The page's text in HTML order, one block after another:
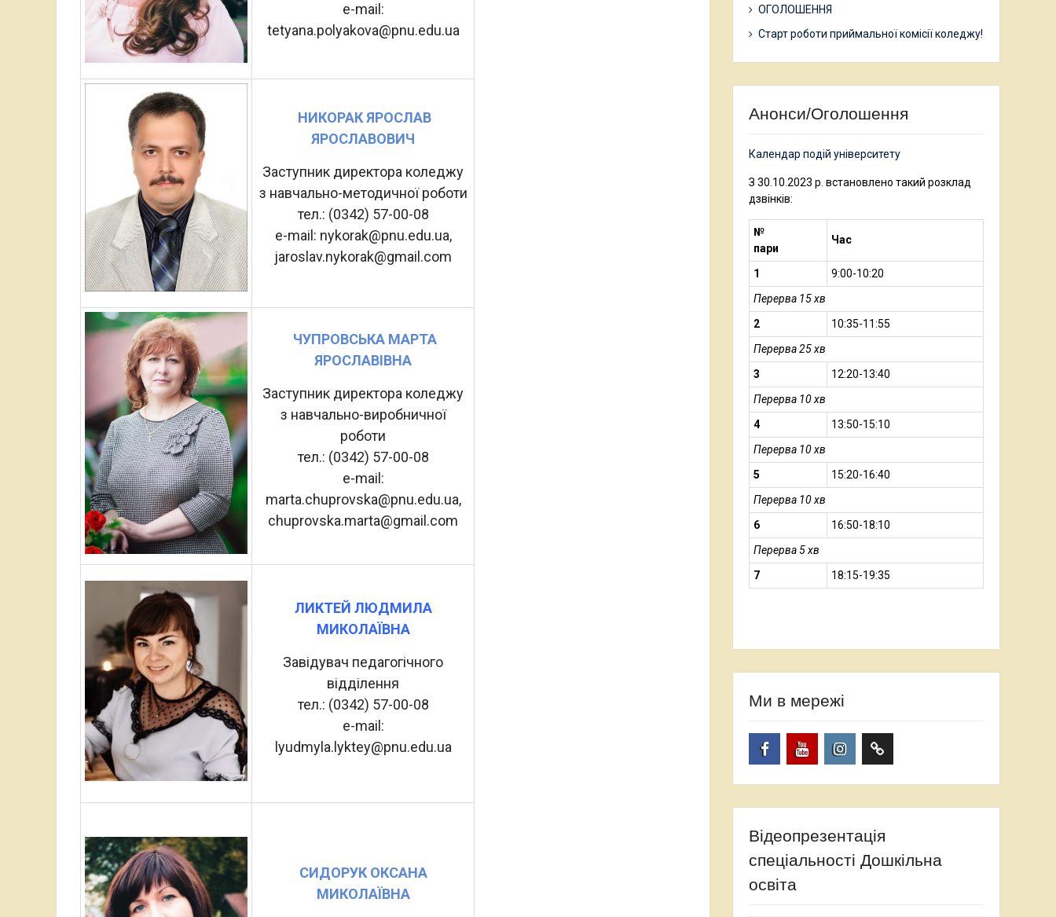
e-mail:
tetyana.polyakova@pnu.edu.ua
НИКОРАК ЯРОСЛАВ
ЯРОСЛАВОВИЧ
Заступник директора коледжу
з навчально-методичної роботи
тел.: (0342) 57-00-08
e-mail: nykorak@pnu.edu.ua,
jaroslav.nykorak@gmail.com
ЧУПРОВСЬКА МАРТА
ЯРОСЛАВІВНА
Заступник директора коледжу
з навчально-виробничної
роботи
тел.: (0342) 57-00-08
e-mail:
marta.chuprovska@pnu.edu.ua,
chuprovska.marta@gmail.com
ЛИКТЕЙ ЛЮДМИЛА
МИКОЛАЇВНА
Завідувач педагогічного
відділення
тел.: (0342) 57-00-08
e-mail:
lyudmyla.lyktey@pnu.edu.ua
СИДОРУК ОКСАНА
МИКОЛАЇВНА
ОГОЛОШЕННЯ
Старт роботи приймальної комісії коледжу!
Анонси/Оголошення
Календар подій університету
З 30.10.2023 р. встановлено такий розклад
дзвінків:
№
пари
Час
1
9:00-10:20
Перерва 15 хв
2
10:35-11:55
Перерва 25 хв
3
12:20-13:40
Перерва 10 хв
4
13:50-15:10
Перерва 10 хв
5
15:20-16:40
Перерва 10 хв
6
16:50-18:10
Перерва 5 хв
7
18:15-19:35
Ми в мережі
Відеопрезентація
спеціальності Дошкільна
освіта